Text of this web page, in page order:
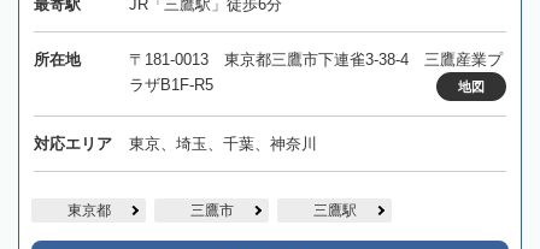
最寄駅 JR「三鷹駅」徒歩6分
所在地
〒181-0013 東京都三鷹市下連雀3-38-4 三鷹産業プ
ラザB1F-R5
地図
対応エリア 東京、埼玉、千葉、神奈川
東京都 三鷹市 三鷹駅